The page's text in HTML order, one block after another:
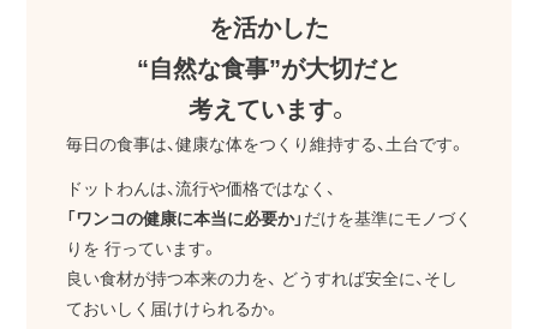
を活かした
“自然な食事”が大切だと
考えています。
毎日の食事は、健康な体をつくり維持する、土台です。
ドットわんは、流行や価格ではなく、
「ワンコの健康に本当に必要か」 だけを基準にモノづく
りを 行っています。
良い食材が持つ本来の力を、 どうすれば安全に、そし
ておいしく届けけられるか。